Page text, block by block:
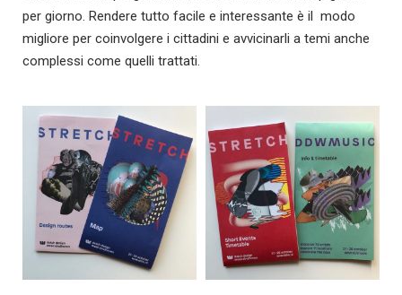
per giorno. Rendere tutto facile e interessante è il modo
migliore per coinvolgere i cittadini e avvicinarli a temi anche
complessi come quelli trattati.